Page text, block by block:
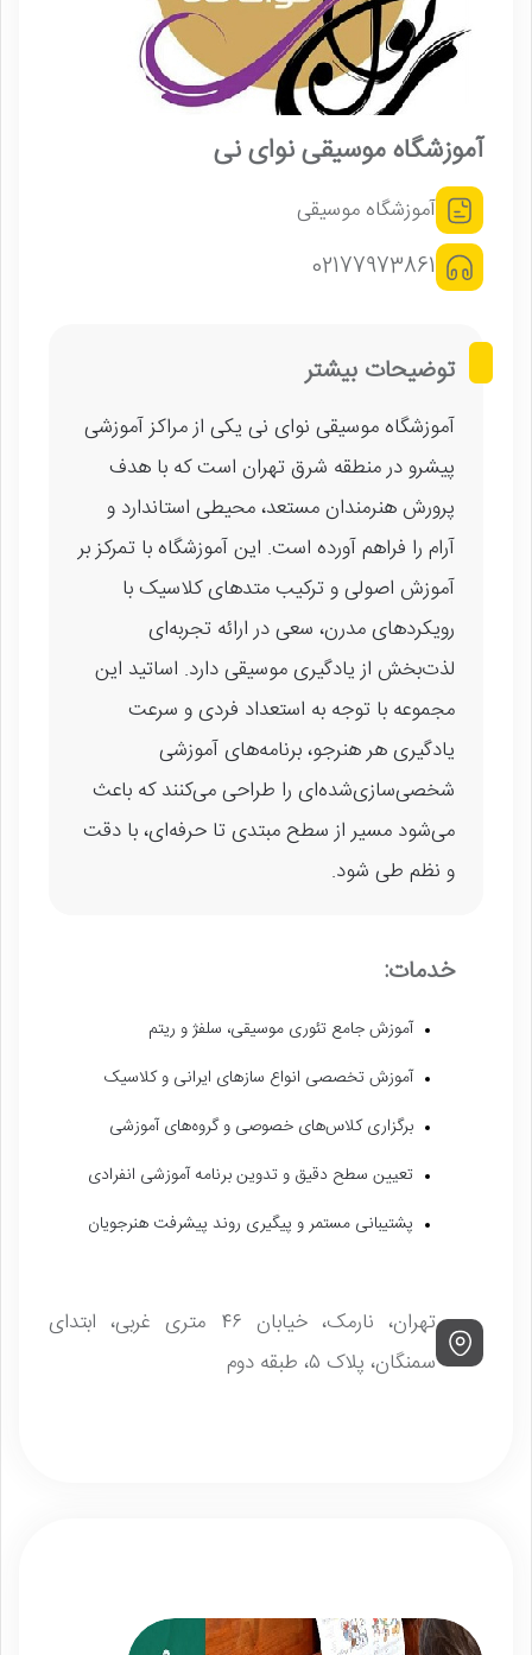
آموزشگاه موسیقی نوای نی
آموزشگاه موسیقی
02177973861
توضیحات بیشتر
آموزشگاه موسیقی نوای نی یکی از مراکز آموزشی
پیشرو در منطقه شرق تهران است که با هدف
پرورش هنرمندان مستعد، محیطی استاندارد و
آرام را فراهم آورده است. این آموزشگاه با تمرکز بر
آموزش اصولی و ترکیب متدهای کلاسیک با
رویکردهای مدرن، سعی در ارائه تجربه‌ای
لذت‌بخش از یادگیری موسیقی دارد. اساتید این
مجموعه با توجه به استعداد فردی و سرعت
یادگیری هر هنرجو، برنامه‌های آموزشی
شخصی‌سازی‌شده‌ای را طراحی می‌کنند که باعث
می‌شود مسیر از سطح مبتدی تا حرفه‌ای، با دقت
و نظم طی شود.
خدمات:
آموزش جامع تئوری موسیقی، سلفژ و ریتم
آموزش تخصصی انواع سازهای ایرانی و کلاسیک
برگزاری کلاس‌های خصوصی و گروه‌های آموزشی
تعیین سطح دقیق و تدوین برنامه آموزشی انفرادی
پشتیبانی مستمر و پیگیری روند پیشرفت هنرجویان
تهران، نارمک، خیابان ۴۶ متری غربی، ابتدای
سمنگان، پلاک ۵، طبقه دوم